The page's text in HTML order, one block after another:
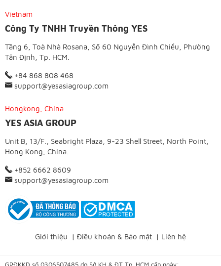
Vietnam
Công Ty TNHH Truyền Thông YES
Tầng 6, Toà Nhà Rosana, Số 60 Nguyễn Đình Chiểu, Phường
Tân Định, Tp. HCM.
+84 868 808 468
support@yesasiagroup.com
Hongkong, China
YES ASIA GROUP
Unit B, 13/F., Seabright Plaza, 9-23 Shell Street, North Point,
Hong Kong, China.
+852 6662 8609
support@yesasiagroup.com
Giới thiệu | Điều khoản & Bảo mật | Liên hệ